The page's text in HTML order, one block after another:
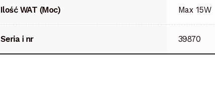
Ilość WAT (Moc) Max 15W
Seria i nr 39870